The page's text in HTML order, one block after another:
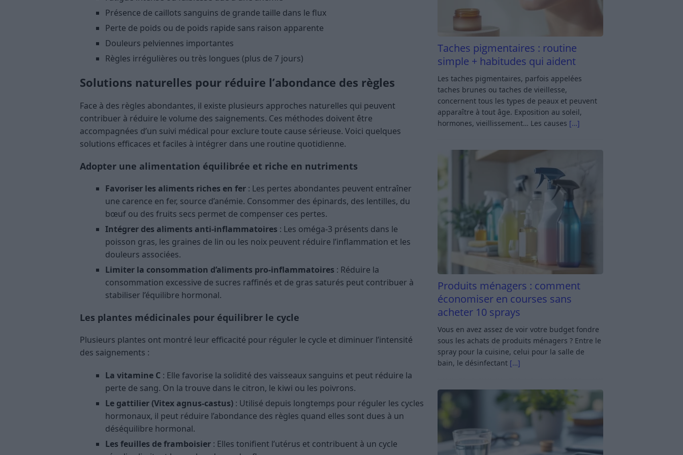
Présence de caillots sanguins de grande taille dans le flux
Perte de poids ou de poids rapide sans raison apparente
Douleurs pelviennes importantes
Règles irrégulières ou très longues (plus de 7 jours)
Solutions naturelles pour réduire l’abondance des règles
Face à des règles abondantes, il existe plusieurs approches naturelles qui peuvent
contribuer à réduire le volume des saignements. Ces méthodes doivent être
accompagnées d’un suivi médical pour exclure toute cause sérieuse. Voici quelques
solutions efficaces et faciles à intégrer dans une routine quotidienne.
Adopter une alimentation équilibrée et riche en nutriments
Favoriser les aliments riches en fer : Les pertes abondantes peuvent entraîner
une carence en fer, source d’anémie. Consommer des épinards, des lentilles, du
bœuf ou des fruits secs permet de compenser ces pertes.
Intégrer des aliments anti-inflammatoires : Les oméga-3 présents dans le
poisson gras, les graines de lin ou les noix peuvent réduire l’inflammation et les
douleurs associées.
Limiter la consommation d’aliments pro-inflammatoires : Réduire la
consommation excessive de sucres raffinés et de gras saturés peut contribuer à
stabiliser l’équilibre hormonal.
Les plantes médicinales pour équilibrer le cycle
Plusieurs plantes ont montré leur efficacité pour réguler le cycle et diminuer l’intensité
des saignements :
La vitamine C : Elle favorise la solidité des vaisseaux sanguins et peut réduire la
perte de sang. On la trouve dans le citron, le kiwi ou les poivrons.
Le gattilier (Vitex agnus-castus) : Utilisé depuis longtemps pour réguler les cycles
hormonaux, il peut réduire l’abondance des règles quand elles sont dues à un
déséquilibre hormonal.
Les feuilles de framboisier : Elles tonifient l’utérus et contribuent à un cycle
Taches pigmentaires : routine
simple + habitudes qui aident
Les taches pigmentaires, parfois appelées
taches brunes ou taches de vieillesse,
concernent tous les types de peaux et peuvent
apparaître à tout âge. Exposition au soleil,
hormones, vieillissement… Les causes […]
Produits ménagers : comment
économiser en courses sans
acheter 10 sprays
Vous en avez assez de voir votre budget fondre
sous les achats de produits ménagers ? Entre le
spray pour la cuisine, celui pour la salle de
bain, le désinfectant […]